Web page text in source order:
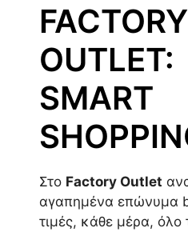
FACTORY
OUTLET:
SMART
Στο Factory Outlet
αγαπημένα επώνυμα
τιμές, κάθε μέρα,